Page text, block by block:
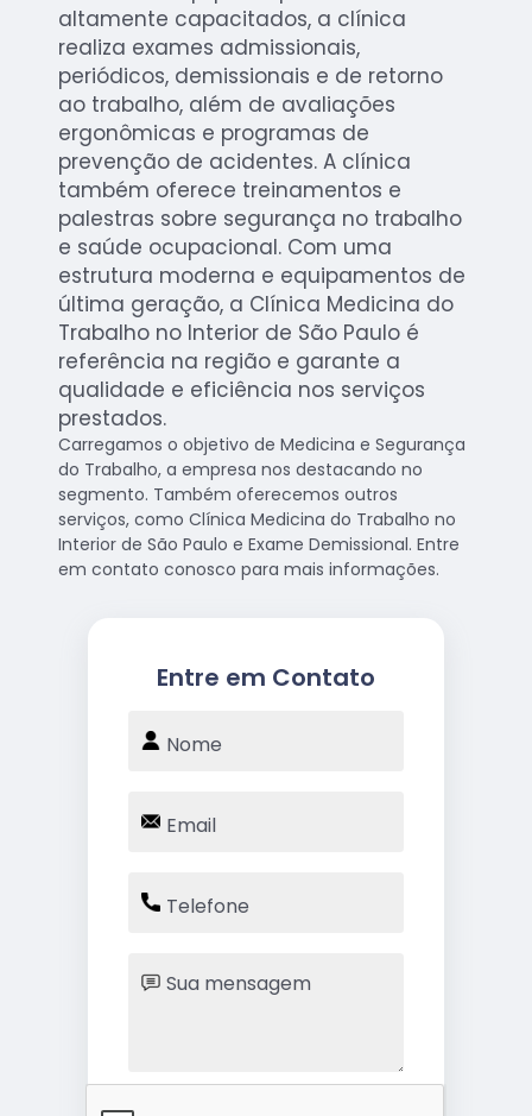
altamente capacitados, a clínica
realiza exames admissionais,
periódicos, demissionais e de retorno
ao trabalho, além de avaliações
ergonômicas e programas de
prevenção de acidentes. A clínica
também oferece treinamentos e
palestras sobre segurança no trabalho
e saúde ocupacional. Com uma
estrutura moderna e equipamentos de
última geração, a Clínica Medicina do
Trabalho no Interior de São Paulo é
referência na região e garante a
qualidade e eficiência nos serviços
prestados.
Carregamos o objetivo de Medicina e Segurança
do Trabalho, a empresa nos destacando no
segmento. Também oferecemos outros
serviços, como Clínica Medicina do Trabalho no
Interior de São Paulo e Exame Demissional. Entre
em contato conosco para mais informações.
Entre em Contato